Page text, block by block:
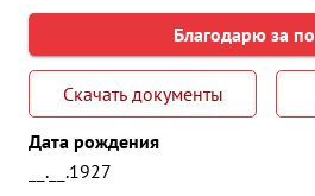
Благодарю за
Скачать документы
Дата рождения
__.__.1927